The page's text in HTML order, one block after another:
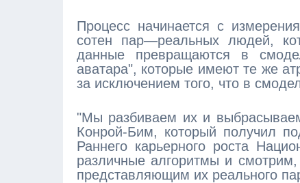
Процесс начинается с
сотен пар—реальных людей,
данные превращаются в
аватара", которые имеют те же
за исключением того, что в
"Мы разбиваем их и
Конрой-Бим, который получил
Раннего карьерного роста
различные алгоритмы и
представляющим их реального